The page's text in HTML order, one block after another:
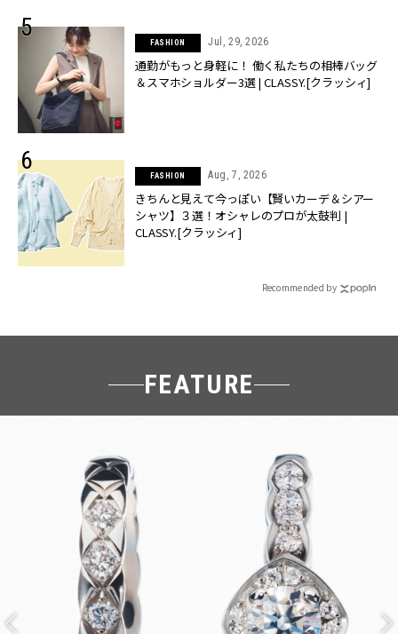
FASHION Jul, 29, 2026
通勤がもっと身軽に！ 働く私たちの相棒バッグ
＆スマホショルダー3選 | CLASSY.[クラッシィ]
FASHION Aug, 7, 2026
きちんと見えて今っぽい【賢いカーデ＆シアー
シャツ】３選！オシャレのプロが太鼓判 |
CLASSY.[クラッシィ]
Recommended by
FEATURE